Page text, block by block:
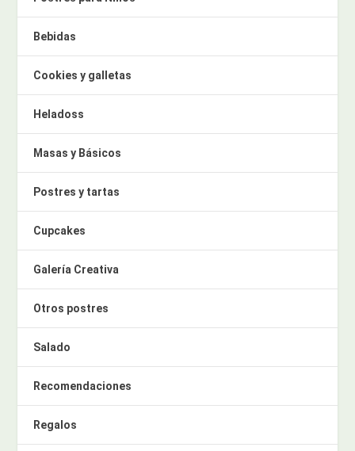
Bebidas
Cookies y galletas
Heladoss
Masas y Básicos
Postres y tartas
Cupcakes
Galería Creativa
Otros postres
Salado
Recomendaciones
Regalos